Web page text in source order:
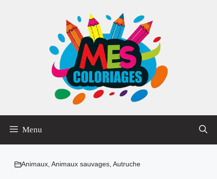
Menu
Animaux, Animaux sauvages, Autruche